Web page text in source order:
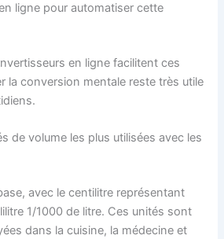
ligne pour automatiser cette
en ligne facilitent ces
la conversion mentale reste très utile
de volume les plus utilisées avec les
avec le centilitre représentant
1/1000 de litre. Ces unités sont
dans la cuisine, la médecine et